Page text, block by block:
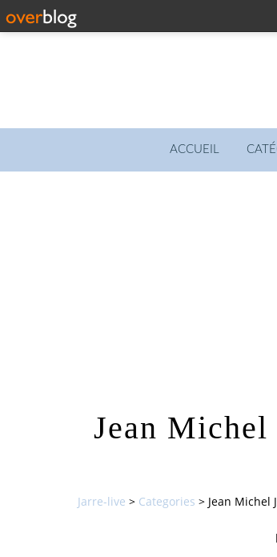
ACCUEIL
Jean Michel
Jarre-live > Categories > Jean Michel